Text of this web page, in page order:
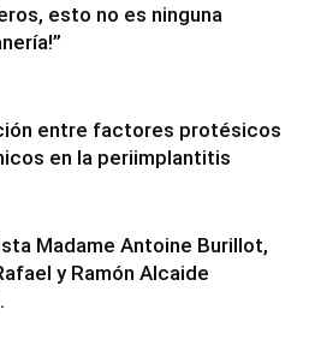
esto no es ninguna
entre factores protésicos
en la periimplantitis
Madame Antoine Burillot,
y Ramón Alcaide